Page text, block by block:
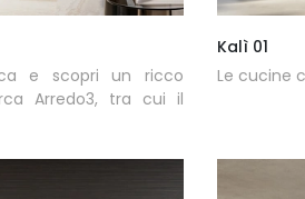
e scopri un ricco
Arredo3, tra cui il
Kalì 01
Le cucine